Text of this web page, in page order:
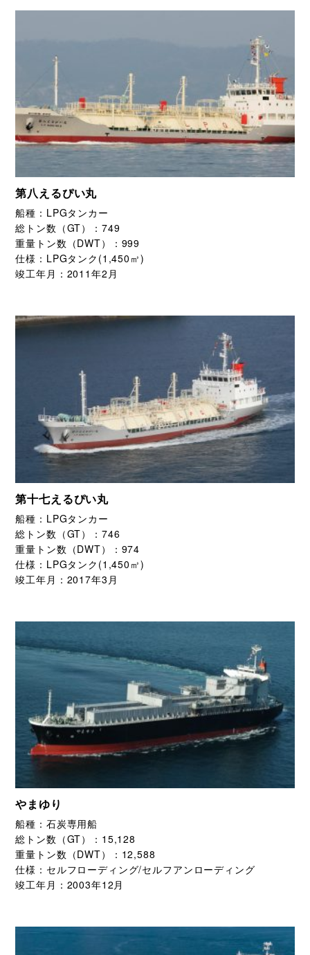
第八えるぴい丸
船種： LPGタンカー
総トン数（GT）： 749
重量トン数（DWT）： 999
仕様： LPGタンク(1,450㎥)
竣工年月： 2011年2月
第十七えるぴい丸
船種： LPGタンカー
総トン数（GT）： 746
重量トン数（DWT）： 974
仕様： LPGタンク(1,450㎥)
竣工年月： 2017年3月
やまゆり
船種： 石炭専用船
総トン数（GT）： 15,128
重量トン数（DWT）： 12,588
仕様： セルフローディング/セルフアンローディング
竣工年月： 2003年12月